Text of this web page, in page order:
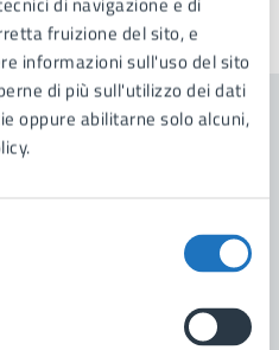
fruizione del sito, e
informazioni sull'uso del sito
di più sull'utilizzo dei dati
oppure abilitarne solo alcuni,
19:06
correlati